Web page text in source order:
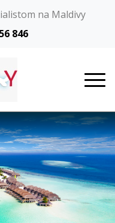
na Maldivy
846